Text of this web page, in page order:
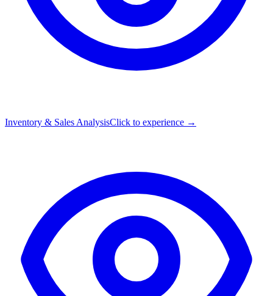
Inventory & Sales AnalysisClick to experience →